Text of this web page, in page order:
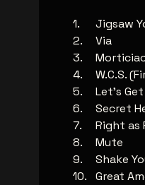
Jigsaw
Via
W.C.S.
Let's
Secret
Right as
Mute
Shake
Great